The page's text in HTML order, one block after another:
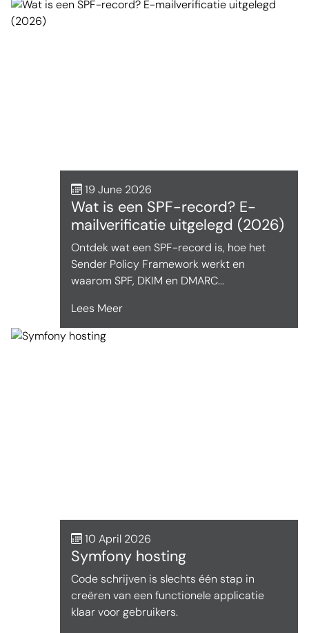
19 June 2026
Wat is een SPF-record? E-
mailverificatie uitgelegd (2026)
Ontdek wat een SPF-record is, hoe het
Sender Policy Framework werkt en
waarom SPF, DKIM en DMARC...
Lees Meer
10 April 2026
Symfony hosting
Code schrijven is slechts één stap in
creëren van een functionele applicatie
klaar voor gebruikers.